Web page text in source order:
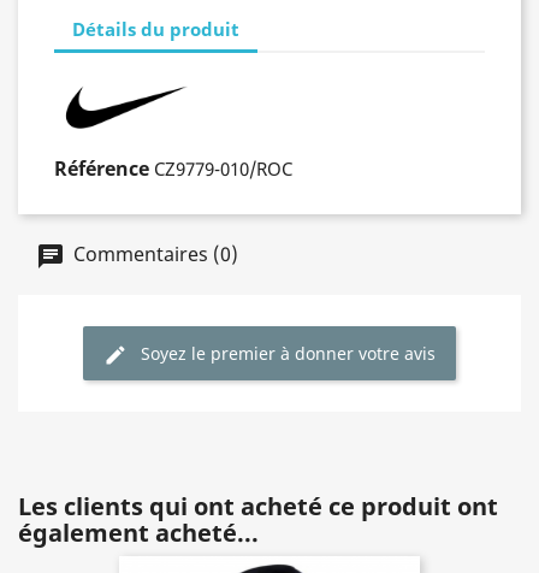
Détails du produit
Référence CZ9779-010/ROC
Commentaires (0)
Soyez le premier à donner votre avis
Les clients qui ont acheté ce produit ont
également acheté...